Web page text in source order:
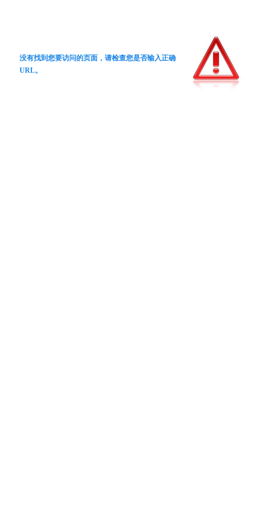
没有找到您要访问的页面，请检查您是否输入正确
URL。